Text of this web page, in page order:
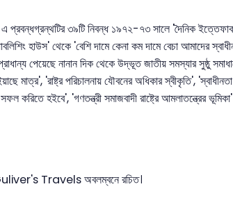
এ প্রবন্ধগ্রন্থটির ৩৯টি নিবন্ধ ১৯৭২-৭৩ সালে 'দৈনিক
হাউস' থেকে 'বেশি দামে কেনা কম দামে বেচা আমাদের
পেয়েছে নানান দিক থেকে উদ্ভূত জাতীয় সমস্যার সুষ্ঠু
মাত্র', 'রাষ্ট্র পরিচালনায় যৌবনের অধিকার স্বীকৃতি',
করিতে হইবে', 'গণতন্ত্রী সমাজবাদী রাষ্ট্রে আমলাতন্ত্রের
Travels অবলম্বনে রচিত।